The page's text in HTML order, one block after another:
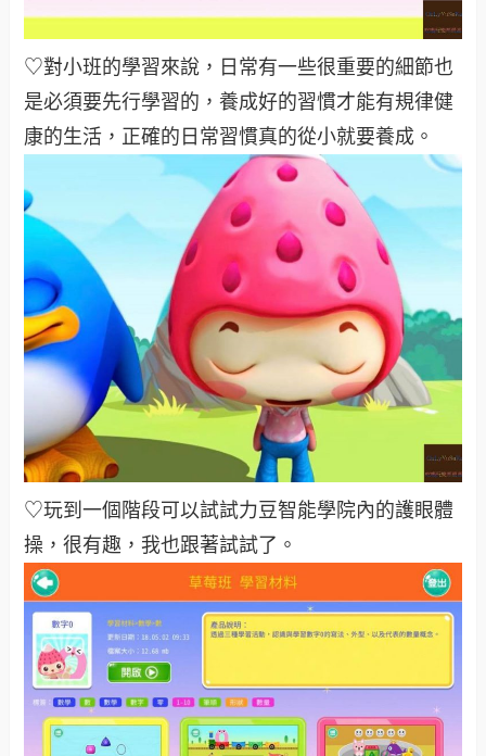
♡對小班的學習來說，日常有一些很重要的細節也
是必須要先行學習的，養成好的習慣才能有規律健
康的生活，正確的日常習慣真的從小就要養成。
♡玩到一個階段可以試試力豆智能學院內的護眼體
操，很有趣，我也跟著試試了。